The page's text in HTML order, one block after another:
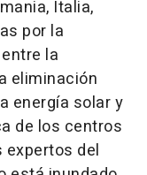
Italia,
por la
la
eliminación
energía solar y
de los centros
expertos del